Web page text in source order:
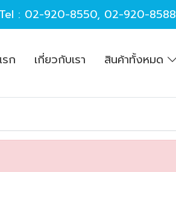
Tel : 02-920-8550, 02-920-8588
ก เกี่ยวกับเรา สินค้าทั้งหมด